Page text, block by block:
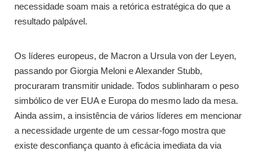
necessidade soam mais a retórica estratégica do que a
resultado palpável.
Os líderes europeus, de Macron a Ursula von der Leyen,
passando por Giorgia Meloni e Alexander Stubb,
procuraram transmitir unidade. Todos sublinharam o peso
simbólico de ver EUA e Europa do mesmo lado da mesa.
Ainda assim, a insistência de vários líderes em mencionar
a necessidade urgente de um cessar-fogo mostra que
existe desconfiança quanto à eficácia imediata da via